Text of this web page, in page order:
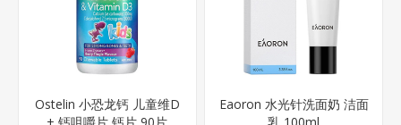
Ostelin 小恐龙钙 儿童维D
+ 钙咀嚼片 钙片 90片
Eaoron 水光针洗面奶 洁面
乳 100ml